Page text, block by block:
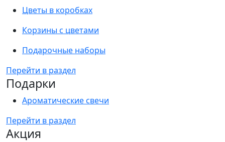
Цветы в коробках
Корзины с цветами
Подарочные наборы
Перейти в раздел
Подарки
Ароматические свечи
Перейти в раздел
Акция